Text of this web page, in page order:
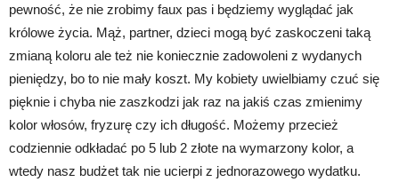
pewność, że nie zrobimy faux pas i będziemy wyglądać jak
królowe życia. Mąż, partner, dzieci mogą być zaskoczeni taką
zmianą koloru ale też nie koniecznie zadowoleni z wydanych
pieniędzy, bo to nie mały koszt. My kobiety uwielbiamy czuć się
pięknie i chyba nie zaszkodzi jak raz na jakiś czas zmienimy
kolor włosów, fryzurę czy ich długość. Możemy przecież
codziennie odkładać po 5 lub 2 złote na wymarzony kolor, a
wtedy nasz budżet tak nie ucierpi z jednorazowego wydatku.